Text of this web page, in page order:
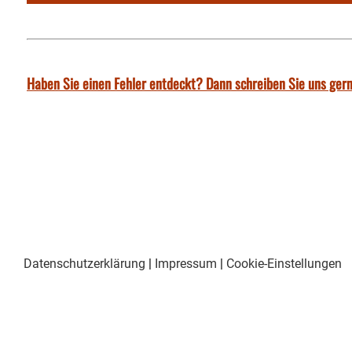
Haben Sie einen Fehler entdeckt? Dann schreiben Sie uns
Datenschutzerklärung | Impressum | Cookie-Einstellungen